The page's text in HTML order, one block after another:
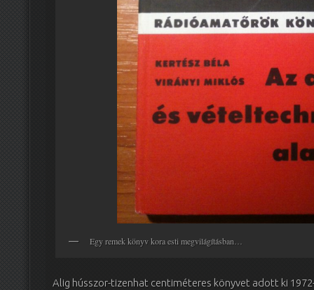
Egy remek könyv kora esti megvilágításban…
Alig hússzor-tizenhat centiméteres könyvet adott ki